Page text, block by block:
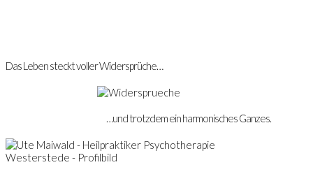
Das Leben steckt voller Widersprüche…
…und trotzdem ein harmonisches Ganzes.